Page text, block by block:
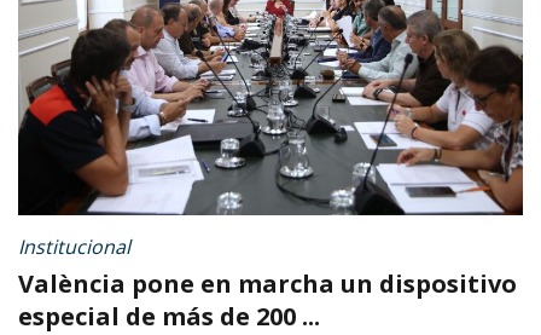
Institucional
València pone en marcha un dispositivo
especial de más de 200 ...